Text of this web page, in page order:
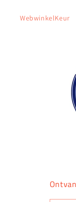
WebwinkelKeur